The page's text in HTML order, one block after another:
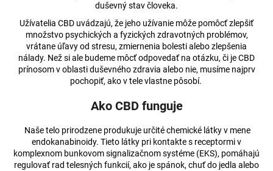
duševný stav človeka.
Užívatelia CBD uvádzajú, že jeho užívanie môže pomôcť zlepšiť
množstvo psychických a fyzických zdravotných problémov,
vrátane úľavy od stresu, zmiernenia bolesti alebo zlepšenia
nálady. Než si ale budeme môcť odpovedať na otázku, či je CBD
prínosom v oblasti duševného zdravia alebo nie, musíme najprv
pochopiť, ako v tele vlastne pôsobí.
Ako CBD funguje
Naše telo prirodzene produkuje určité chemické látky v mene
endokanabinoidy. Tieto látky pri kontakte s receptormi v
komplexnom bunkovom signalizačnom systéme (EKS), pomáhajú
regulovať rad telesných funkcií, ako je spánok, chuť do jedla alebo
n
á